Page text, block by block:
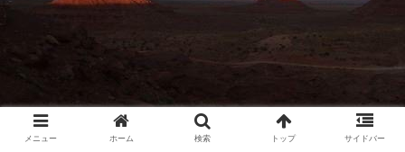
メニュー ホーム 検索 トップ サイドバー